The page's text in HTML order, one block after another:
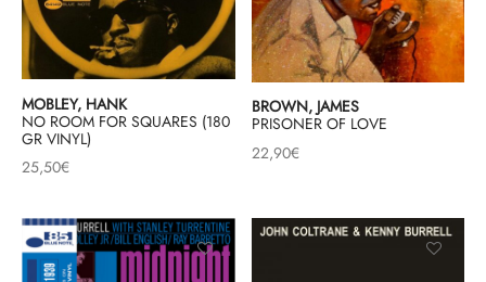
MOBLEY, HANK
NO ROOM FOR SQUARES (180
GR VINYL)
25,50€
BROWN, JAMES
PRISONER OF LOVE
22,90€